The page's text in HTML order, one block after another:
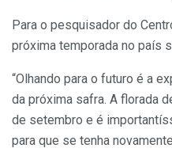
Para o pesquisador do
próxima temporada no país
“Olhando para o futuro é a
da próxima safra. A florada
de setembro e é
para que se tenha